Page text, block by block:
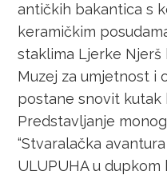
antičkih bakantica s
keramičkim
staklima Ljerke Njerš
Muzej za umjetnost i
postane snovit kutak
Predstavljanje
“Stvaralačka
ULUPUHA u